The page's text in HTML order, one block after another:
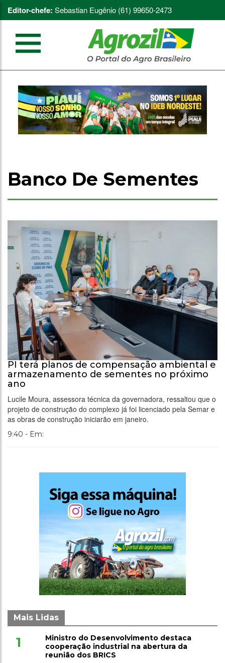
Editor-chefe: Sebastian Eugênio (61) 99650-2473
Banco De Sementes
PI terá planos de compensação ambiental e
armazenamento de sementes no próximo
ano
Lucile Moura, assessora técnica da governadora, ressaltou que o
projeto de construção do complexo já foi licenciado pela Semar e
as obras de construção iniciarão em janeiro.
9:40 - Em:
Mais Lidas
1
Ministro do Desenvolvimento destaca
cooperação industrial na abertura da
reunião dos BRICS